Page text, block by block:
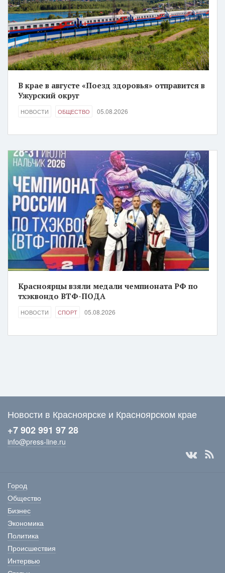
В крае в августе «Поезд здоровья» отправится в
Ужурский округ
НОВОСТИ ОБЩЕСТВО 05.08.2026
Красноярцы взяли медали чемпионата РФ по
тхэквондо ВТФ-ПОДА
НОВОСТИ СПОРТ 05.08.2026
Новости в Красноярске и Красноярском крае
+7 902 991 97 28
info@press-line.ru
Город
Общество
Бизнес
Экономика
Политика
Происшествия
Интервью